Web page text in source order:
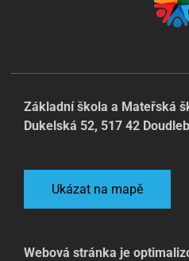
Základní škola a Mateřská
Dukelská 52, 517 42
Ukázat na mapě
Webová stránka je